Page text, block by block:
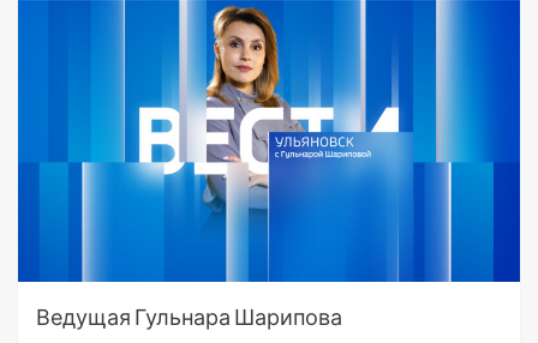
Ведущая Гульнара Шарипова